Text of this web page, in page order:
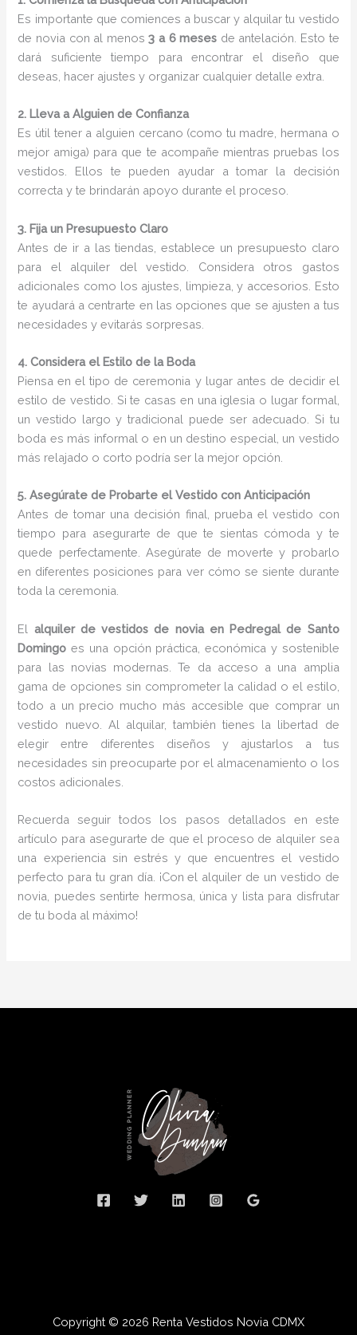
Es importante que comiences a buscar y alquilar tu vestido
de novia con al menos3 a 6 meses de antelación. Esto te
dará suficiente tiempo para encontrar el diseño que
deseas, hacer ajustes y organizar cualquier detalle extra.
2. Lleva a Alguien de Confianza
Es útil tener a alguien cercano (como tu madre, hermana o
mejor amiga) para que te acompañe mientras pruebas los
vestidos. Ellos te pueden ayudar a tomar la decisión
correcta y te brindarán apoyo durante el proceso.
3. Fija un Presupuesto Claro
Antes de ir a las tiendas, establece un presupuesto claro
para el alquiler del vestido. Considera otros gastos
adicionales como los ajustes, limpieza, y accesorios. Esto
te ayudará a centrarte en las opciones que se ajusten a tus
necesidades y evitarás sorpresas.
4. Considera el Estilo de la Boda
Piensa en el tipo de ceremonia y lugar antes de decidir el
estilo de vestido. Si te casas en una iglesia o lugar formal,
un vestido largo y tradicional puede ser adecuado. Si tu
boda es más informal o en un destino especial, un vestido
más relajado o corto podría ser la mejor opción.
5. Asegúrate de Probarte el Vestido con Anticipación
Antes de tomar una decisión final, prueba el vestido con
tiempo para asegurarte de que te sientas cómoda y te
quede perfectamente. Asegúrate de moverte y probarlo
en diferentes posiciones para ver cómo se siente durante
toda la ceremonia.
El alquiler de vestidos de novia en Pedregal de Santo
Domingo es una opción práctica, económica y sostenible
para las novias modernas. Te da acceso a una amplia
gama de opciones sin comprometer la calidad o el estilo,
todo a un precio mucho más accesible que comprar un
vestido nuevo. Al alquilar, también tienes la libertad de
elegir entre diferentes diseños y ajustarlos a tus
necesidades sin preocuparte por el almacenamiento o los
costos adicionales.
Recuerda seguir todos los pasos detallados en este
artículo para asegurarte de que el proceso de alquiler sea
una experiencia sin estrés y que encuentres el vestido
perfecto para tu gran día. ¡Con el alquiler de un vestido de
novia, puedes sentirte hermosa, única y lista para disfrutar
de tu boda al máximo!
Copyright © 2026 Renta Vestidos Novia CDMX